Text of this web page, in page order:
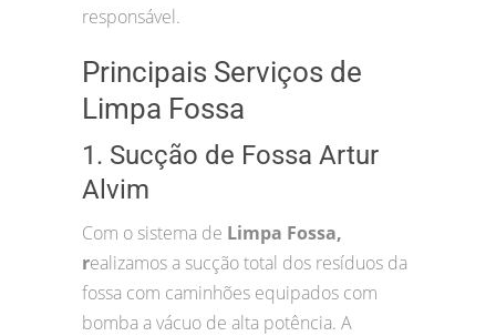
responsável.
Principais Serviços de
Limpa Fossa
1. Sucção de Fossa Artur
Alvim
Com o sistema de Limpa Fossa,
realizamos a sucção total dos resíduos da
fossa com caminhões equipados com
bomba a vácuo de alta potência. A